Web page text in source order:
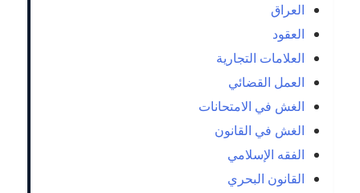
العراق
العقود
العلامات التجارية
العمل القضائي
الغش في الامتحانات
الغش في القانون
الفقه الإسلامي
القانون البحري